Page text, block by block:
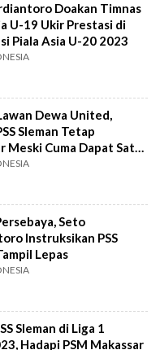
Doakan Timnas
U-19 Ukir Prestasi di
Piala Asia U-20 2023
Dewa United,
Sleman Tetap
Meski Cuma Dapat Satu
Seto
Instruksikan PSS
Lepas
Sleman di Liga 1
Hadapi PSM Makassar